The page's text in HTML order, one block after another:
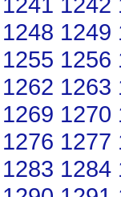
1248 1249
1255 1256
1262 1263
1269 1270
1276 1277
1283 1284